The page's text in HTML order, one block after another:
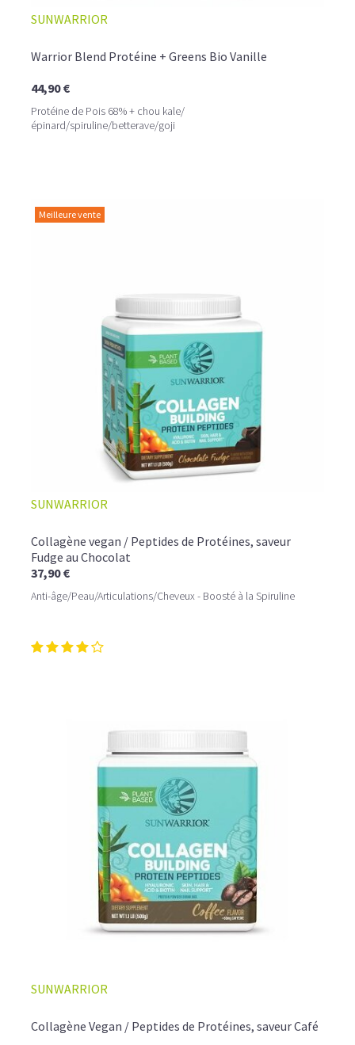
SUNWARRIOR
Warrior Blend Protéine + Greens Bio Vanille
44,90 €
Protéine de Pois 68% + chou kale/
épinard/spiruline/betterave/goji
Meilleure vente
SUNWARRIOR
Collagène vegan / Peptides de Protéines, saveur
Fudge au Chocolat
37,90 €
Anti-âge/Peau/Articulations/Cheveux - Boosté à la Spiruline
SUNWARRIOR
Collagène Vegan / Peptides de Protéines, saveur Café